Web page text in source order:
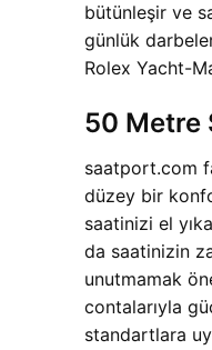
bütünleşir ve
günlük
Rolex Yacht-
50 Metre
saatport.com
düzey bir
saatinizi el
da saatinizin
unutmamak
contalarıyla
standartlara